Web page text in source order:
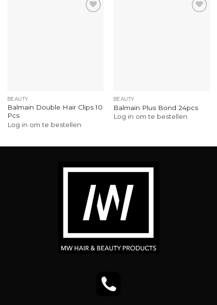
BEAUTY
Balmain Double Hair Clips 10
Pcs
Log in om te bestellen
BEAUTY
Balmain Plus Bond 24pcs
Log in om te bestellen